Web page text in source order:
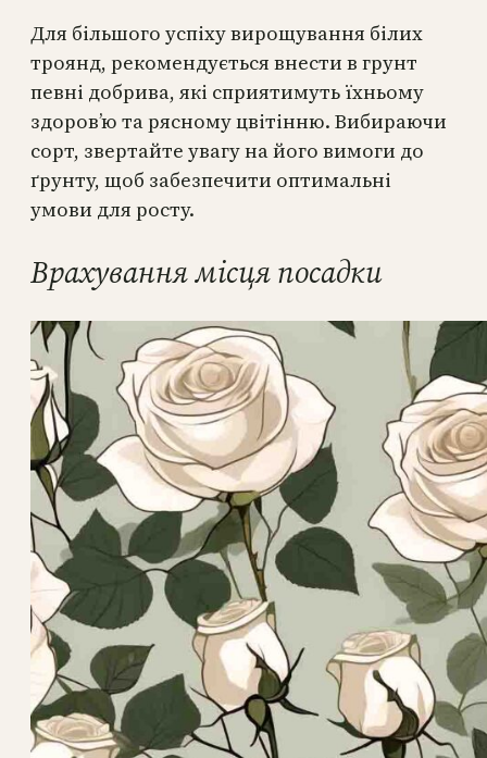
Для більшого успіху вирощування білих
троянд, рекомендується внести в грунт
певні добрива, які сприятимуть їхньому
здоров’ю та рясному цвітінню. Вибираючи
сорт, звертайте увагу на його вимоги до
ґрунту, щоб забезпечити оптимальні
умови для росту.
Врахування місця посадки